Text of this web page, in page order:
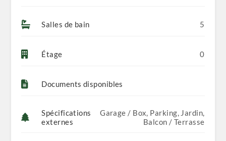
Salles de bain 5
Étage 0
Documents disponibles
Spécifications
externes
Garage / Box, Parking, Jardin,
Balcon / Terrasse